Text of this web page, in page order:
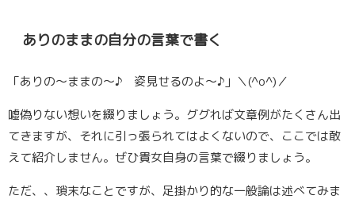
ありのままの自分の言葉で書く
「ありの〜ままの〜♪ 姿見せるのよ〜♪」＼(^o^)／
嘘偽りない想いを綴りましょう。ググれば文章例がたくさん出
てきますが、それに引っ張られてはよくないので、ここでは敢
えて紹介しません。ぜひ貴女自身の言葉で綴りましょう。
ただ、、瑣末なことですが、足掛かり的な一般論は述べてみま